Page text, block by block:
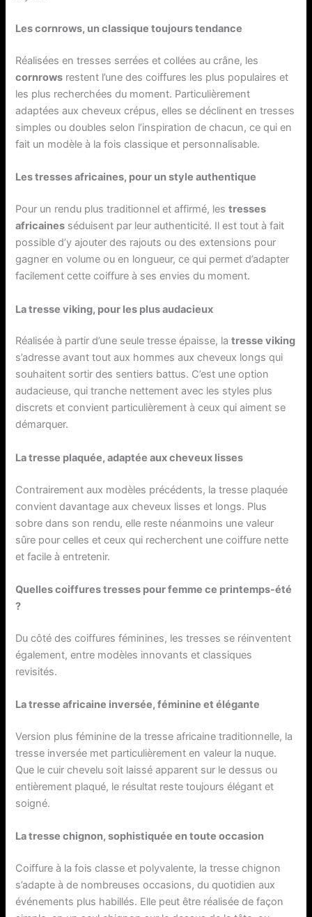
Les cornrows, un classique toujours tendance
Réalisées en tresses serrées et collées au crâne, les
cornrows restent l’une des coiffures les plus populaires et
les plus recherchées du moment. Particulièrement
adaptées aux cheveux crépus, elles se déclinent en tresses
simples ou doubles selon l’inspiration de chacun, ce qui en
fait un modèle à la fois classique et personnalisable.
Les tresses africaines, pour un style authentique
Pour un rendu plus traditionnel et affirmé, lestresses
africaines séduisent par leur authenticité. Il est tout à fait
possible d’y ajouter des rajouts ou des extensions pour
gagner en volume ou en longueur, ce qui permet d’adapter
facilement cette coiffure à ses envies du moment.
La tresse viking, pour les plus audacieux
Réalisée à partir d’une seule tresse épaisse, latresse viking
s’adresse avant tout aux hommes aux cheveux longs qui
souhaitent sortir des sentiers battus. C’est une option
audacieuse, qui tranche nettement avec les styles plus
discrets et convient particulièrement à ceux qui aiment se
démarquer.
La tresse plaquée, adaptée aux cheveux lisses
Contrairement aux modèles précédents, la tresse plaquée
convient davantage aux cheveux lisses et longs. Plus
sobre dans son rendu, elle reste néanmoins une valeur
sûre pour celles et ceux qui recherchent une coiffure nette
et facile à entretenir.
Quelles coiffures tresses pour femme ce printemps-été
?
Du côté des coiffures féminines, les tresses se réinventent
également, entre modèles innovants et classiques
revisités.
La tresse africaine inversée, féminine et élégante
Version plus féminine de la tresse africaine traditionnelle, la
tresse inversée met particulièrement en valeur la nuque.
Que le cuir chevelu soit laissé apparent sur le dessus ou
entièrement plaqué, le résultat reste toujours élégant et
soigné.
La tresse chignon, sophistiquée en toute occasion
Coiffure à la fois classe et polyvalente, la tresse chignon
s’adapte à de nombreuses occasions, du quotidien aux
événements plus habillés. Elle peut être réalisée de façon